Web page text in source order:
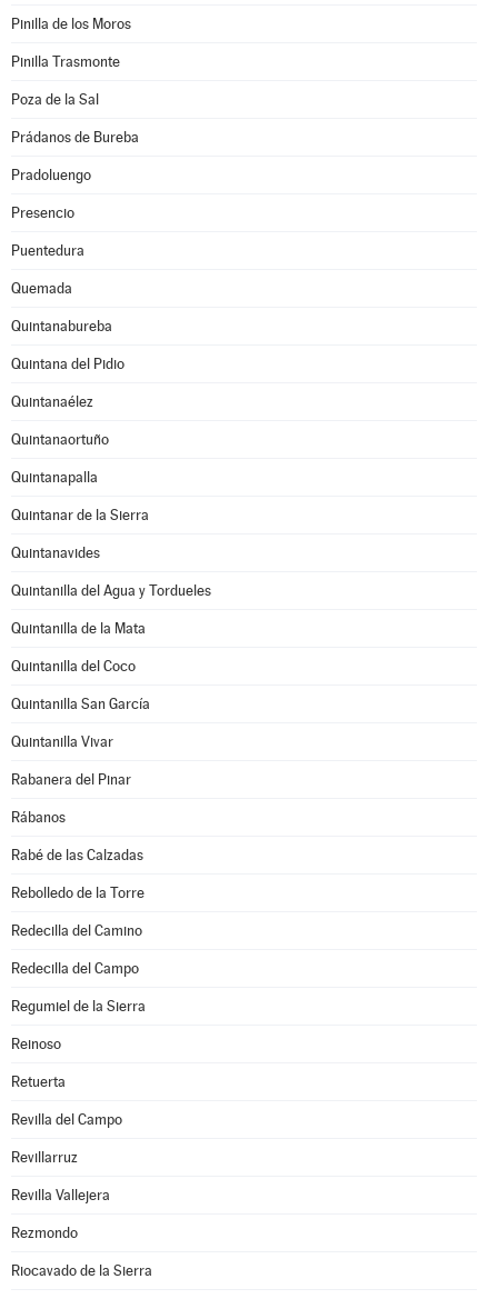
Pinilla de los Moros
Pinilla Trasmonte
Poza de la Sal
Prádanos de Bureba
Pradoluengo
Presencio
Puentedura
Quemada
Quintanabureba
Quintana del Pidio
Quintanaélez
Quintanaortuño
Quintanapalla
Quintanar de la Sierra
Quintanavides
Quintanilla del Agua y Tordueles
Quintanilla de la Mata
Quintanilla del Coco
Quintanilla San García
Quintanilla Vivar
Rabanera del Pinar
Rábanos
Rabé de las Calzadas
Rebolledo de la Torre
Redecilla del Camino
Redecilla del Campo
Regumiel de la Sierra
Reinoso
Retuerta
Revilla del Campo
Revillarruz
Revilla Vallejera
Rezmondo
Riocavado de la Sierra